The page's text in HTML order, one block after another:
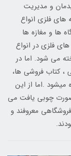
و مدیریت
فلزی انواع
ها و مغازه ها
فلزی در انواع
می شود. اما در
، کتاب فروشی ها،
.اما از این
چوبی یافت می
معروفند و